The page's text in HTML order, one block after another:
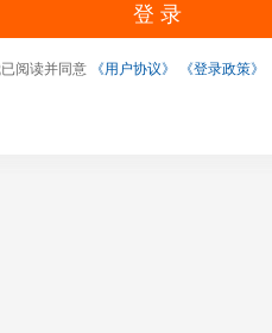
登 录
阅读并同意 《用户协议》 《登录政策》